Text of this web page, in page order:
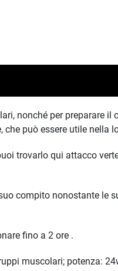
nonché per preparare il
può essere utile nella
trovarlo qui attacco
compito nonostante le
fino a 2 ore .
muscolari; potenza: